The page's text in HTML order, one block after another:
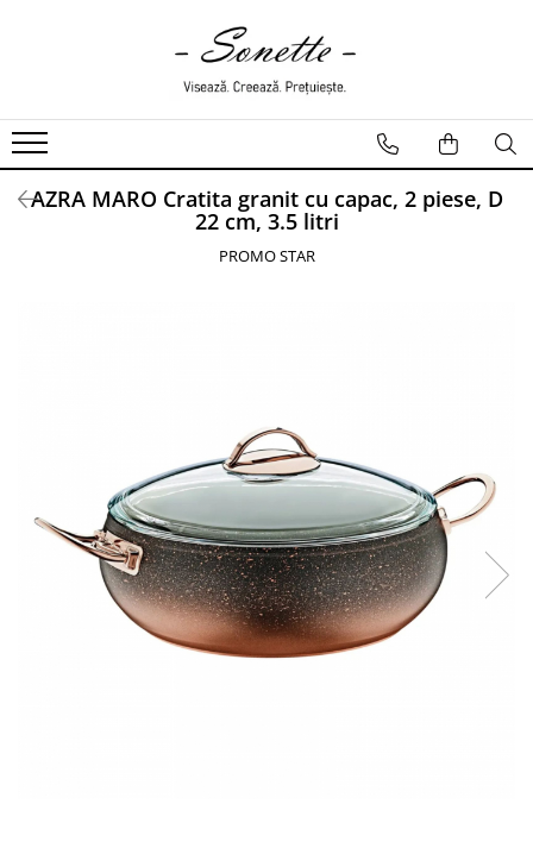
LENJERII DE PAT
LENJERII DE PAT CU PATURA
LENJERII DE PAT CU PILOTA SI
AZRA MARO Cratita granit cu capac, 2 piese, D
22 cm, 3.5 litri
PROMO STAR